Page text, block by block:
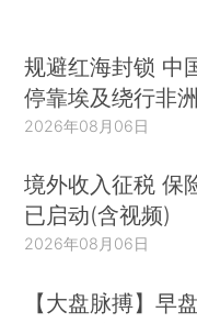
规避红海封锁 中
停靠埃及绕行非洲
2026年08月06日
境外收入征税 保
已启动(含视频)
2026年08月06日
【大盘脉搏】早